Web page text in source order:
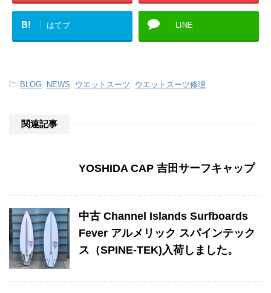
B! はてブ LINE
-BLOG NEWS ウエットスーツ ウエットスーツ修理
関連記事
YOSHIDA CAP 吉田サーフキャップ
中古 Channel Islands Surfboards
Fever アルメリック スパインテック
ス（SPINE-TEK)入荷しました。